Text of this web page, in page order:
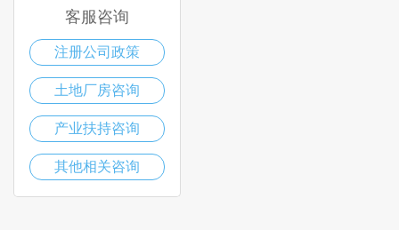
客服咨询
注册公司政策
土地厂房咨询
产业扶持咨询
其他相关咨询